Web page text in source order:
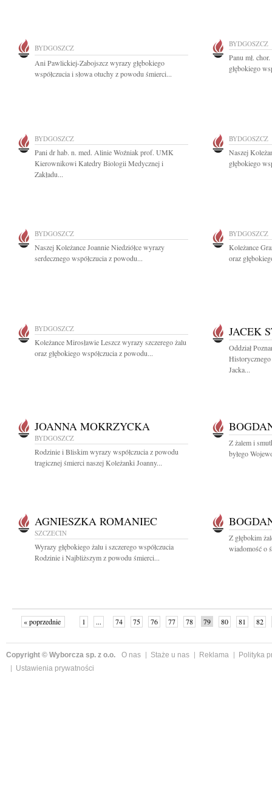
BYDGOSZCZ
Ani Pawlickiej-Zabojszcz wyrazy głębokiego
współczucia i słowa otuchy z powodu śmierci...
BYDGOSZCZ
Panu mł.
głębokiego
BYDGOSZCZ
Pani dr hab. n. med. Alinie Woźniak prof. UMK
Kierownikowi Katedry Biologii Medycznej i
Zakładu...
BYDGOSZCZ
Naszej
głębokiego
BYDGOSZCZ
Naszej Koleżance Joannie Niedziółce wyrazy
serdecznego współczucia z powodu...
BYDGOSZCZ
Koleżance
oraz
BYDGOSZCZ
Koleżance Mirosławie Leszcz wyrazy szczerego żalu
oraz głębokiego współczucia z powodu...
JACEK
Oddział
Historycznego
Jacka...
JOANNA MOKRZYCKA
BYDGOSZCZ
Rodzinie i Bliskim wyrazy współczucia z powodu
tragicznej śmierci naszej Koleżanki Joanny...
Z żalem i
byłego
AGNIESZKA ROMANIEC
SZCZECIN
Wyrazy głębokiego żalu i szczerego współczucia
Rodzinie i Najbliższym z powodu śmierci...
Z głębokim
wiadomość o
« poprzednie 1 ... 74 75 76 77 78 79 80 81
82
Copyright © Wyborcza sp. z o.o. O nas Staże u nas Reklama
Polityka
Ustawienia prywatności